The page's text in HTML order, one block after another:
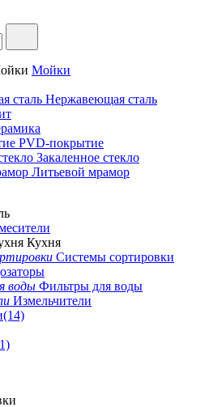
Мойки
Нержавеющая сталь
PVD-покрытие
Закаленное стекло
Литьевой мрамор
Кухня
Системы сортировки
Фильтры для воды
Измельчители
(14)